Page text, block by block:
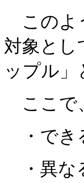
このよ
対象とし
ップル
ここで
・でき
・異な